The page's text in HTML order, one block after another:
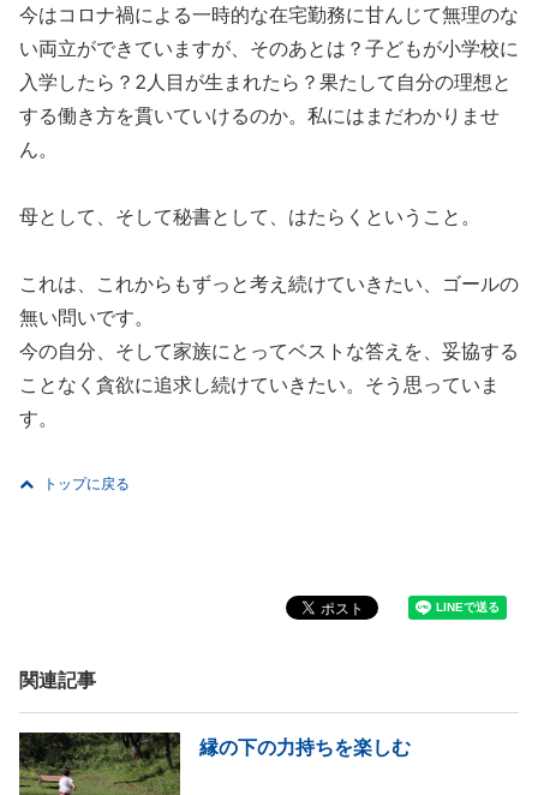
今はコロナ禍による一時的な在宅勤務に甘んじて無理のな
い両立ができていますが、そのあとは？子どもが小学校に
入学したら？2人目が生まれたら？果たして自分の理想と
する働き方を貫いていけるのか。私にはまだわかりませ
ん。
母として、そして秘書として、はたらくということ。
これは、これからもずっと考え続けていきたい、ゴールの
無い問いです。
今の自分、そして家族にとってベストな答えを、妥協する
ことなく貪欲に追求し続けていきたい。そう思っていま
す。
トップに戻る
関連記事
縁の下の力持ちを楽しむ